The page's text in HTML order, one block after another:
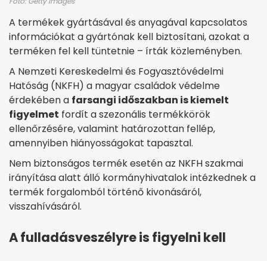
A termékek gyártásával és anyagával kapcsolatos
információkat a gyártónak kell biztosítani, azokat a
terméken fel kell tüntetnie – írták közleményben.
A Nemzeti Kereskedelmi és Fogyasztóvédelmi
Hatóság (NKFH) a magyar családok védelme
érdekében a farsangi időszakban is kiemelt
figyelmet fordít a szezonális termékkörök
ellenőrzésére, valamint határozottan fellép,
amennyiben hiányosságokat tapasztal.
Nem biztonságos termék esetén az NKFH szakmai
irányítása alatt álló kormányhivatalok intézkednek a
termék forgalomból történő kivonásáról,
visszahívásáról.
A fulladásveszélyre is figyelni kell